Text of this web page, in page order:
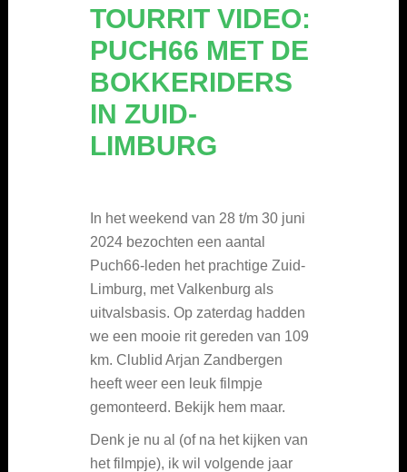
TOURRIT VIDEO:
PUCH66 MET DE
BOKKERIDERS
IN ZUID-
LIMBURG
In het weekend van 28 t/m 30 juni
2024 bezochten een aantal
Puch66-leden het prachtige Zuid-
Limburg, met Valkenburg als
uitvalsbasis. Op zaterdag hadden
we een mooie rit gereden van 109
km. Clublid Arjan Zandbergen
heeft weer een leuk filmpje
gemonteerd. Bekijk hem maar.
Denk je nu al (of na het kijken van
het filmpje), ik wil volgende jaar